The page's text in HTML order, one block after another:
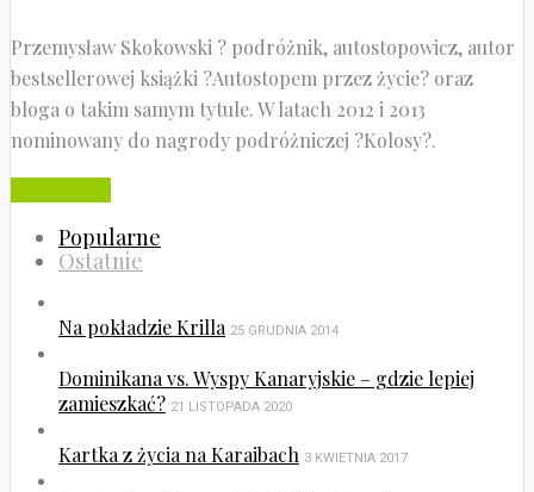
Przemysław Skokowski ? podróżnik, autostopowicz, autor
bestsellerowej książki ?Autostopem przez życie? oraz
bloga o takim samym tytule. W latach 2012 i 2013
nominowany do nagrody podróżniczej ?Kolosy?.
Popularne
Ostatnie
Na pokładzie Krilla 25 GRUDNIA 2014
Dominikana vs. Wyspy Kanaryjskie – gdzie lepiej
zamieszkać? 21 LISTOPADA 2020
Kartka z życia na Karaibach 3 KWIETNIA 2017